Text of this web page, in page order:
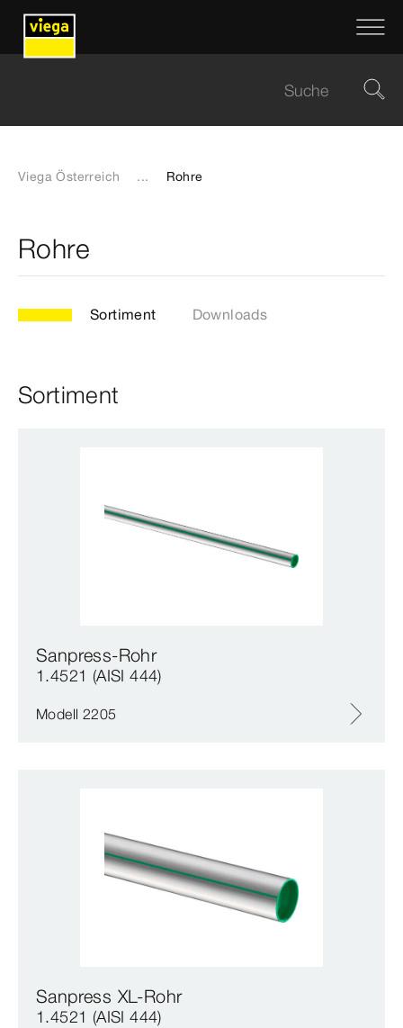
Viega Österreich ... Rohre
Rohre
Sortiment Downloads
Sortiment
Sanpress-Rohr
1.4521 (AISI 444)
Modell 2205
Sanpress XL-Rohr
1.4521 (AISI 444)